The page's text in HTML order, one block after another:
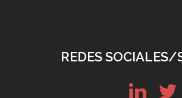
REDES SOCIALES/